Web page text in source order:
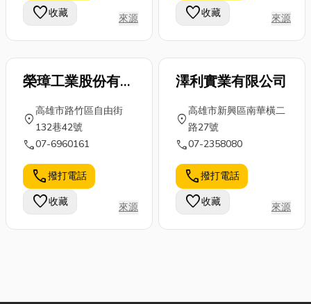
favorite收藏 來源 favorite收藏 來源
榮璋工業股份有限
公司
location_on
高雄市路竹區自由街
132巷42號
call07-6960161
call撥打電話
favorite收藏 來源
澤利實業有限公司
location_on
高雄市新興區南華橫二
路27號
call07-2358080
call撥打電話
favorite收藏 來源